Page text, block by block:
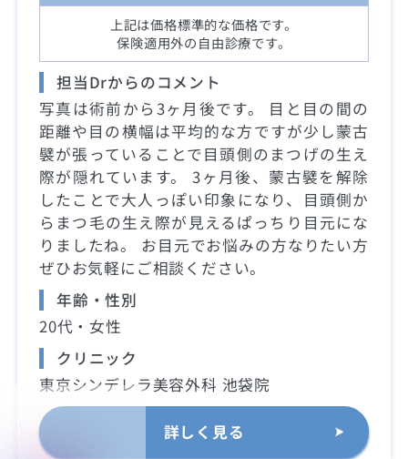
上記は価格標準的な価格です。
保険適用外の自由診療です。
担当Drからのコメント
写真は術前から3ヶ月後です。 目と目の間の
距離や目の横幅は平均的な方ですが少し蒙古
襞が張っていることで目頭側のまつげの生え
際が隠れています。 3ヶ月後、蒙古襞を解除
したことで大人っぽい印象になり、目頭側か
らまつ毛の生え際が見えるぱっちり目元にな
りましたね。 お目元でお悩みの方なりたい方
ぜひお気軽にご相談ください。
年齢・性別
20代・女性
クリニック
東京シンデレラ美容外科 池袋院
詳しく見る